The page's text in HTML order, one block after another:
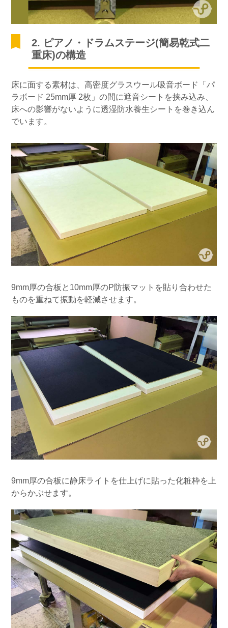
2. ピアノ・ドラムステージ(簡易乾式二
重床)の構造
床に面する素材は、高密度グラスウール吸音ボード「パ
ラボード 25mm厚 2枚」の間に遮音シートを挟み込み、
床への影響がないように透湿防水養生シートを巻き込ん
でいます。
9mm厚の合板と10mm厚のP防振マットを貼り合わせた
ものを重ねて振動を軽減させます。
9mm厚の合板に静床ライトを仕上げに貼った化粧枠を上
からかぶせます。